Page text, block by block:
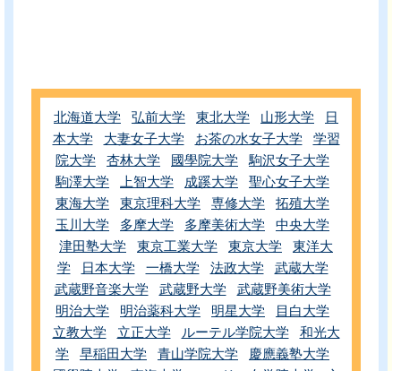
北海道大学 弘前大学 東北大学 山形大学
日
本大学
大妻女子大学 お茶の水女子大学
学習
院大学
杏林大学 國學院大学
駒沢女子大学
駒澤大学
上智大学 成蹊大学
聖心女子大学
東海大学
東京理科大学 専修大学
拓殖大学
玉川大学
多摩大学 多摩美術大学
中央大学
津田塾大学
東京工業大学 東京大学
東洋大
学
日本大学 一橋大学 法政大学
武蔵大学
武蔵野音楽大学
武蔵野大学
武蔵野美術大学
明治大学
明治薬科大学 明星大学
目白大学
立教大学
立正大学 ルーテル学院大学
和光大
学
早稲田大学 青山学院大学
慶應義塾大学